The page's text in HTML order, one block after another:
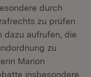
durch
zu prüfen
dazu aufrufen, die
zu
Marion
insbesondere